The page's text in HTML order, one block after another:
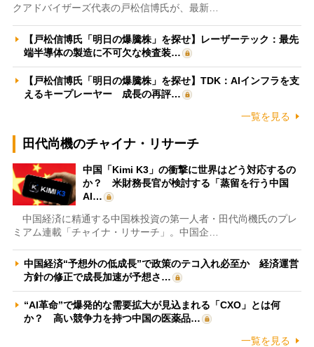
クアドバイザーズ代表の戸松信博氏が、最新…
【戸松信博氏「明日の爆騰株」を探せ】レーザーテック：最先
端半導体の製造に不可欠な検査装…
【戸松信博氏「明日の爆騰株」を探せ】TDK：AIインフラを支
えるキープレーヤー 成長の再評…
一覧を見る
田代尚機のチャイナ・リサーチ
中国「Kimi K3」の衝撃に世界はどう対応するの
か？ 米財務長官が検討する「蒸留を行う中国
AI…
中国経済に精通する中国株投資の第一人者・田代尚機氏のプレ
ミアム連載「チャイナ・リサーチ」。中国企…
中国経済“予想外の低成長”で政策のテコ入れ必至か 経済運営
方針の修正で成長加速が予想さ…
“AI革命”で爆発的な需要拡大が見込まれる「CXO」とは何
か？ 高い競争力を持つ中国の医薬品…
一覧を見る